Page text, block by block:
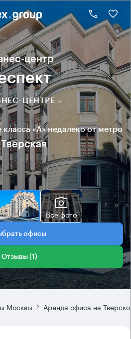
центр
ЦЕНТРЕ
«А» недалеко от метро
Тверская
Все фото
офисы
Отзывы (1)
Москвы Аренда офиса на